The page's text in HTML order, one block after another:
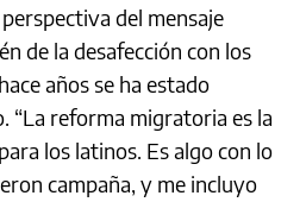
del mensaje
de la desafección con los
años se ha estado
“La reforma migratoria es la
los latinos. Es algo con lo
campaña, y me incluyo